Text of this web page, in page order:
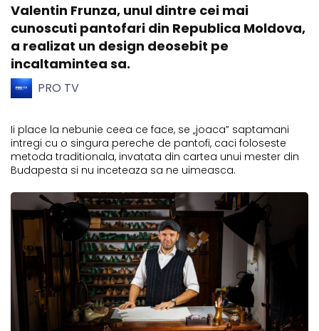
Valentin Frunza, unul dintre cei mai
cunoscuti pantofari din Republica Moldova,
a realizat un design deosebit pe
incaltamintea sa.
PRO TV
Ii place la nebunie ceea ce face, se „joaca” saptamani
intregi cu o singura pereche de pantofi, caci foloseste
metoda traditionala, invatata din cartea unui mester din
Budapesta si nu inceteaza sa ne uimeasca.